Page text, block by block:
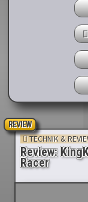
REVIEW
TECHNIK &
Review:
Racer